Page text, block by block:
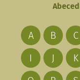
A B C
I
J K